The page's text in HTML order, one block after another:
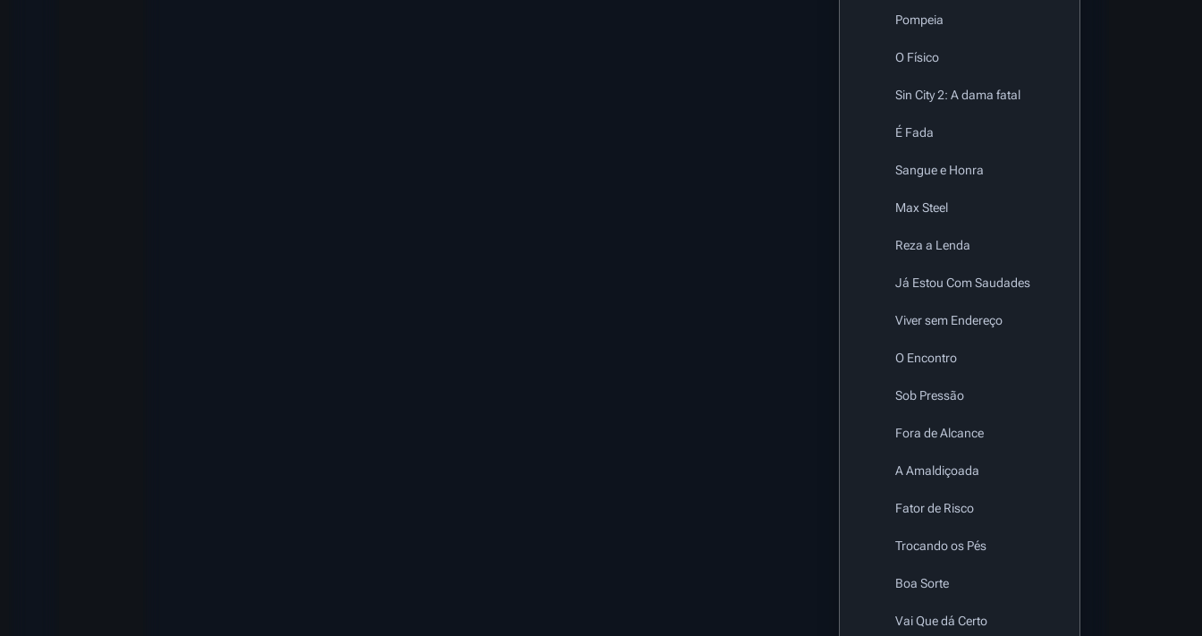
Pompeia
O Físico
Sin City 2: A dama fatal
É Fada
Sangue e Honra
Max Steel
Reza a Lenda
Já Estou Com Saudades
Viver sem Endereço
O Encontro
Sob Pressão
Fora de Alcance
A Amaldiçoada
Fator de Risco
Trocando os Pés
Boa Sorte
Vai Que dá Certo